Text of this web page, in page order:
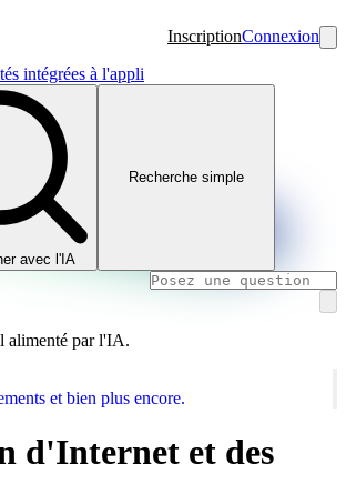
InscriptionConnexion
intégrées à l'appli
avec l'IA
Recherche simple
alimenté par l'IA.
et bien plus encore.
d'Internet et des